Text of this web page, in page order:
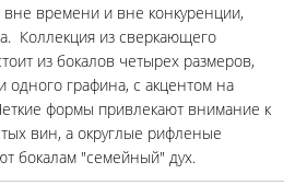
времени и вне конкуренции,
Коллекция из сверкающего
из бокалов четырех размеров,
одного графина, с акцентом на
формы привлекают внимание к
вин, а округлые рифленые
бокалам "семейный" дух.